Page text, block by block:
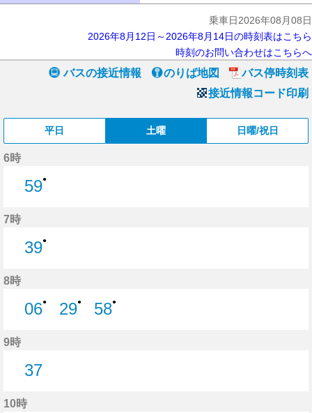
乗車日2026年08月08日
2026年8月12日～2026年8月14日の時刻表はこちら
時刻のお問い合わせはこちらへ
バスの接近情報 のりば地図
バス停時刻表
接近情報コード印刷
平日 土曜 日曜/祝日
6時
59●
7時
39●
8時
06●
29●
58●
9時
37
10時